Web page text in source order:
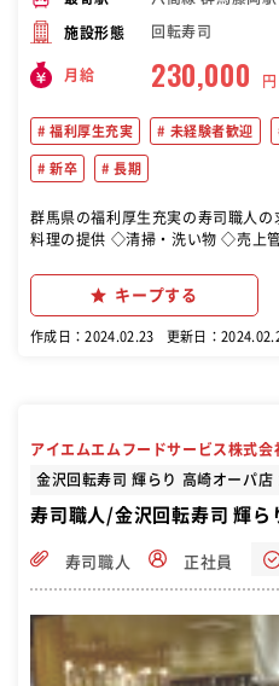
施設形態 回転寿司
月給 230,000
福利厚生充実 未経験者歓迎
新卒 長期
群馬県の福利厚生充実の寿司職人の求人
料理の提供 ◇清掃・洗い物 ◇売上
キープする
作成日：2024.02.23 更新日：
アイエムエムフードサービス株式会
金沢回転寿司 輝らり 高崎オーパ店
寿司職人/金沢回転寿司 輝ら
寿司職人 正社員